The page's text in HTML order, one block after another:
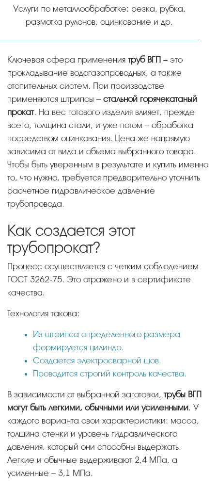
Услуги по металлообработке: резка, рубка,
размотка рулонов, оцинкование и др.
Ключевая сфера применения труб ВГП – это
прокладывание водогазопроводных, а также
отопительных систем. При производстве
применяются штрипсы – стальной горячекатаный
прокат. На вес готового изделия влияет, прежде
всего, толщина стали, и уже потом – обработка
посредством оцинкования. Цена же напрямую
зависима от вида и объема выбранного товара.
Чтобы быть уверенным в результате и купить именно
то, что нужно, требуется предварительно уточнить
расчетное гидравлическое давление
трубопровода.
Как создается этот
трубопрокат?
Процесс осуществляется с четким соблюдением
ГОСТ 3262-75. Это отражено и в сертификате
качества.
Технология такова:
Из штрипса определенного размера
формируется цилиндр.
Создается электросварной шов.
Проводится строгий контроль качества.
В зависимости от выбранной заготовки, трубы ВГП
могут быть легкими, обычными или усиленными. У
каждого варианта свои характеристики: масса,
толщина стенки и уровень гидравлического
давления, который они способны выдержать.
Легкие и обычные выдерживают 2,4 МПа, а
усиленные – 3,1 МПа.